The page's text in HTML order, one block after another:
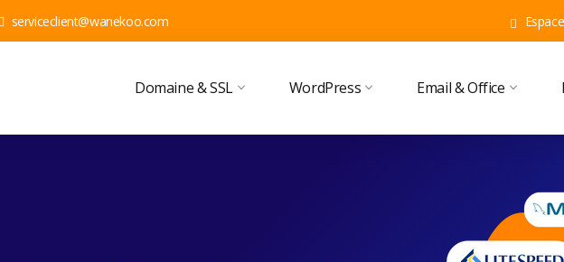
serviceclient@wanekoo.com
Domaine & SSL WordPress Email & Office